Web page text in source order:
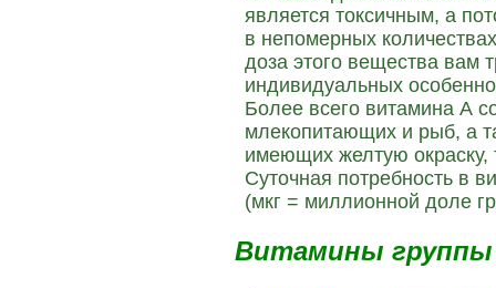
является токсичным, а
в непомерных
доза этого вещества вам
индивидуальных
Более всего витамина А
млекопитающих и рыб, а
имеющих желтую окраску,
Суточная потребность в
(мкг = миллионной доле
Витамины группы